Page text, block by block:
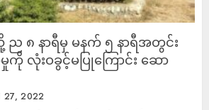
၈ နာရီမှ မနက် ၅ နာရီအတွင်း
ကို လုံးဝခွင့်မပြုကြောင်း ဆော
27, 2022